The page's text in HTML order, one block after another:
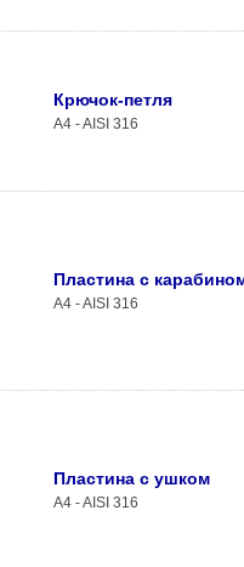
Крючок-петля
A4 - AISI 316
Пластина с
A4 - AISI 316
Пластина с ушком
A4 - AISI 316